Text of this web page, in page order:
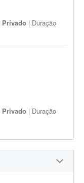
Privado | Duração
Privado | Duração